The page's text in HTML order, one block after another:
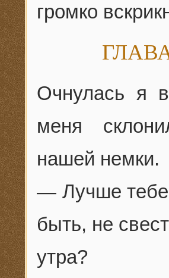
громко
ГЛАВА
Очнулась я
меня
нашей немки.
— Лучше
быть, не
утра?